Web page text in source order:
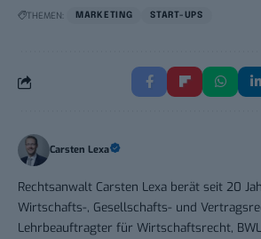
THEMEN: MARKETING START-UPS
Carsten Lexa
Rechtsanwalt Carsten Lexa berät seit 20
Wirtschafts-, Gesellschafts- und
Lehrbeauftragter für Wirtschaftsrecht,